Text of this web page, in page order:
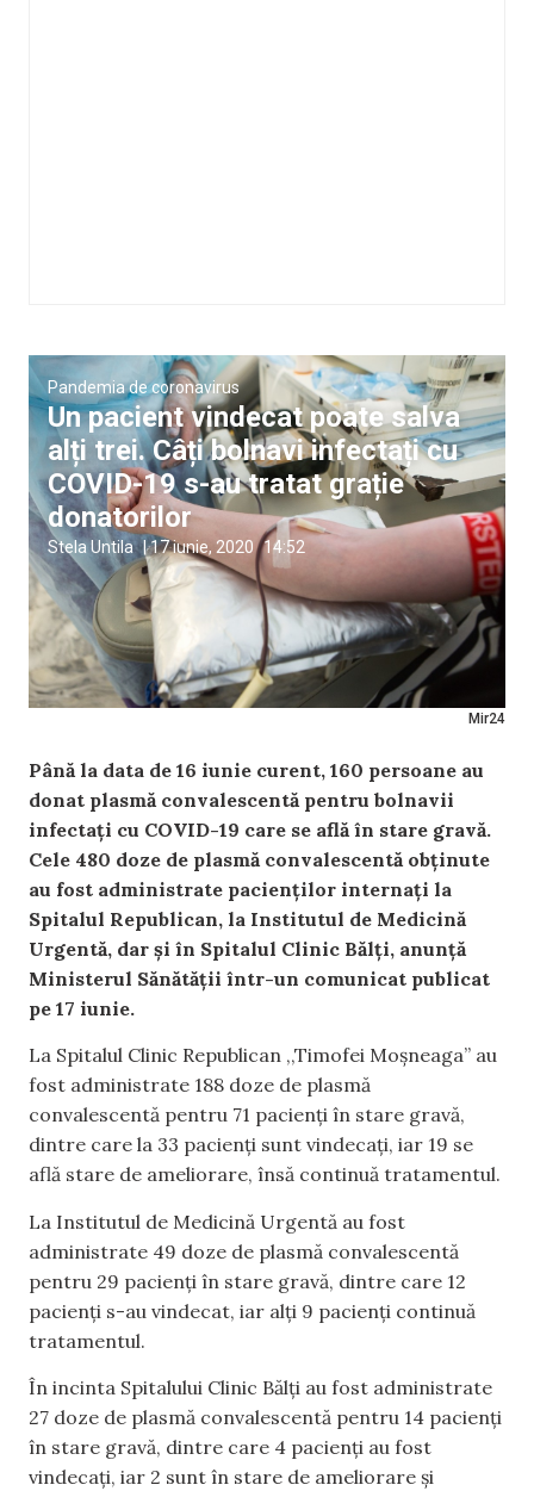
Mir24
Pandemia de coronavirus
Un pacient vindecat poate salva
alți trei. Câți bolnavi infectați cu
COVID-19 s-au tratat grație
donatorilor
Stela Untila |17 iunie, 2020 14:52
Până la data de 16 iunie curent, 160 persoane au
donat plasmă convalescentă pentru bolnavii
infectați cu COVID-19 care se află în stare gravă.
Cele 480 doze de plasmă convalescentă obținute
au fost administrate pacienților internați la
Spitalul Republican, la Institutul de Medicină
Urgentă, dar și în Spitalul Clinic Bălți, anunță
Ministerul Sănătății într-un comunicat publicat
pe 17 iunie.
La Spitalul Clinic Republican ,,Timofei Moșneaga” au
fost administrate 188 doze de plasmă
convalescentă pentru 71 pacienți în stare gravă,
dintre care la 33 pacienți sunt vindecați, iar 19 se
află stare de ameliorare, însă continuă tratamentul.
La Institutul de Medicină Urgentă au fost
administrate 49 doze de plasmă convalescentă
pentru 29 pacienți în stare gravă, dintre care 12
pacienți s-au vindecat, iar alți 9 pacienți continuă
tratamentul.
În incinta Spitalului Clinic Bălți au fost administrate
27 doze de plasmă convalescentă pentru 14 pacienți
în stare gravă, dintre care 4 pacienți au fost
vindecați, iar 2 sunt în stare de ameliorare și